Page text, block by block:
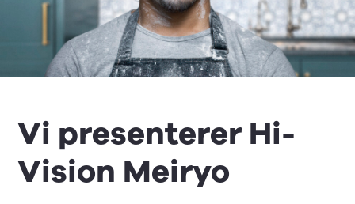
Vi presenterer Hi-
Vision Meiryo